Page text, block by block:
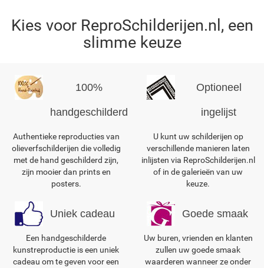
Kies voor ReproSchilderijen.nl, een
slimme keuze
100%
handgeschilderd
Authentieke reproducties van
olieverfschilderijen die volledig
met de hand geschilderd zijn,
zijn mooier dan prints en
posters.
Optioneel
ingelijst
U kunt uw schilderijen op
verschillende manieren laten
inlijsten via ReproSchilderijen.nl
of in de galerieën van uw
keuze.
Uniek cadeau
Een handgeschilderde
kunstreproductie is een uniek
cadeau om te geven voor een
Goede smaak
Uw buren, vrienden en klanten
zullen uw goede smaak
waarderen wanneer ze onder